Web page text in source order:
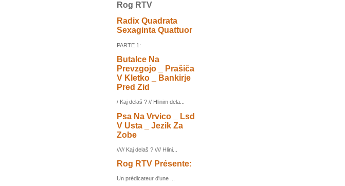
Rog RTV
Radix Quadrata
Sexaginta Quattuor
PARTE 1:
Butalce Na
Prevzgojo _ Prašiča
V Kletko _ Bankirje
Pred Zid
/ Kaj delaš ? // Hlinim dela...
Psa Na Vrvico _ Lsd
V Usta _ Jezik Za
Zobe
///// Kaj delaš ? //// Hlini...
Rog RTV Présente:
Un prédicateur d'une ...